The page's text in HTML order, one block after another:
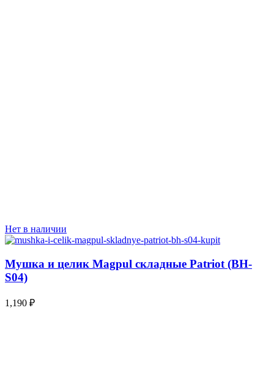
Нет в наличии
Мушка и целик Magpul складные Patriot (BH-
S04)
1,190 ₽